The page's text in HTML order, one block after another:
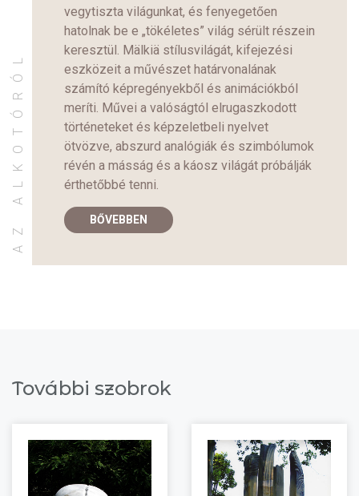
AZ ALKOTÓRÓL
vegytiszta világunkat, és fenyegetően
hatolnak be e „tökéletes” világ sérült részein
keresztül. Mälkiä stílusvilágát, kifejezési
eszközeit a művészet határvonalának
számító képregényekből és animációkból
meríti. Művei a valóságtól elrugaszkodott
történeteket és képzeletbeli nyelvet
ötvözve, abszurd analógiák és szimbólumok
révén a másság és a káosz világát próbálják
érthetőbbé tenni.
BŐVEBBEN
További szobrok